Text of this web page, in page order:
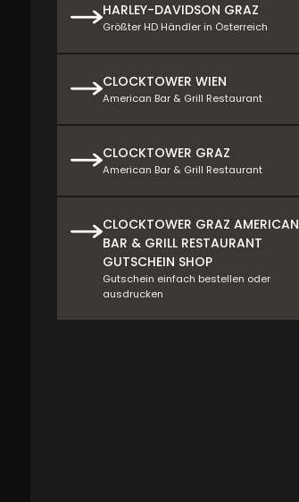
HARLEY-DAVIDSON GRAZ
Größter HD Händler in Österreich
CLOCKTOWER WIEN
American Bar & Grill Restaurant
CLOCKTOWER GRAZ
American Bar & Grill Restaurant
CLOCKTOWER GRAZ AMERICAN
BAR & GRILL RESTAURANT
GUTSCHEIN SHOP
Gutschein einfach bestellen oder
ausdrucken